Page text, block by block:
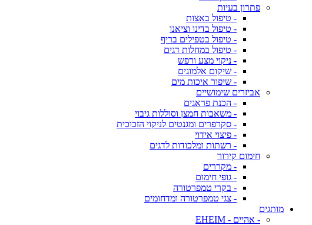
פתרון בעיות
- טיפול באצות
- טיפול בדינו וציאנו
- טיפול בטפילים בריף
- טיפול במחלות דגים
- ניקוי מצע ורפש
- שיקום אלמוגים
- שיפור איכות מים
אביזרים שימושיים
- הכנת פראגים
- משאבות חמצן וסוללות גיבוי
- סקרפרים ומגנטים לניקוי הזכוכית
- פיצוי אידוי
- רשתות ומלכודות לדגים
חימום קירור
- מקררים
- גופי חימום
- בקרי טמפרטורה
- צגי טמפרטורה ומדחומים
מותגים
- אהיים - EHEIM